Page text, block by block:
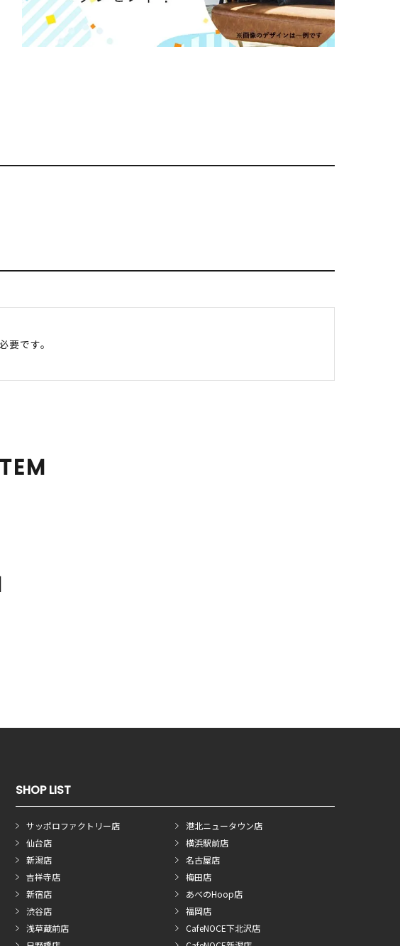
要です。
SHOP LIST
サッポロファクトリー店
仙台店
新潟店
吉祥寺店
新宿店
渋谷店
浅草蔵前店
港北ニュータウン店
横浜駅前店
名古屋店
梅田店
あべのHoop店
福岡店
CafeNOCE下北沢店